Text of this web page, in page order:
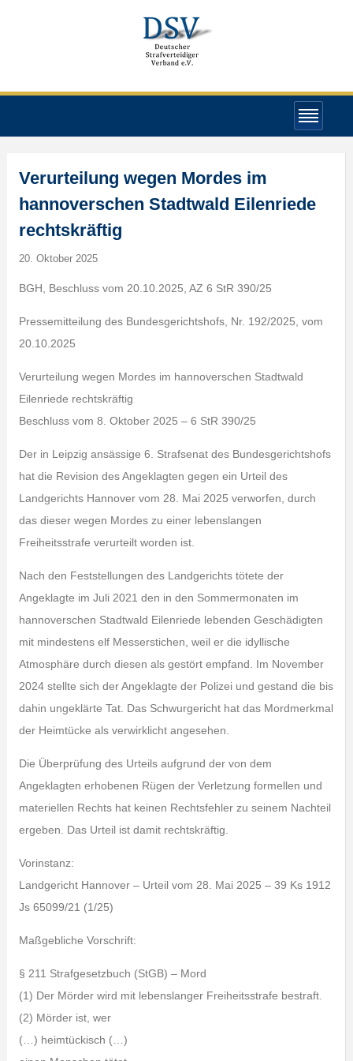
Verurteilung wegen Mordes im
hannoverschen Stadtwald Eilenriede
rechtskräftig
20. Oktober 2025
BGH, Beschluss vom 20.10.2025, AZ 6 StR 390/25
Pressemitteilung des Bundesgerichtshofs, Nr. 192/2025, vom
20.10.2025
Verurteilung wegen Mordes im hannoverschen Stadtwald
Eilenriede rechtskräftig
Beschluss vom 8. Oktober 2025 – 6 StR 390/25
Der in Leipzig ansässige 6. Strafsenat des Bundesgerichtshofs
hat die Revision des Angeklagten gegen ein Urteil des
Landgerichts Hannover vom 28. Mai 2025 verworfen, durch
das dieser wegen Mordes zu einer lebenslangen
Freiheitsstrafe verurteilt worden ist.
Nach den Feststellungen des Landgerichts tötete der
Angeklagte im Juli 2021 den in den Sommermonaten im
hannoverschen Stadtwald Eilenriede lebenden Geschädigten
mit mindestens elf Messerstichen, weil er die idyllische
Atmosphäre durch diesen als gestört empfand. Im November
2024 stellte sich der Angeklagte der Polizei und gestand die bis
dahin ungeklärte Tat. Das Schwurgericht hat das Mordmerkmal
der Heimtücke als verwirklicht angesehen.
Die Überprüfung des Urteils aufgrund der von dem
Angeklagten erhobenen Rügen der Verletzung formellen und
materiellen Rechts hat keinen Rechtsfehler zu seinem Nachteil
ergeben. Das Urteil ist damit rechtskräftig.
Vorinstanz:
Landgericht Hannover – Urteil vom 28. Mai 2025 – 39 Ks 1912
Js 65099/21 (1/25)
Maßgebliche Vorschrift:
§ 211 Strafgesetzbuch (StGB) – Mord
(1) Der Mörder wird mit lebenslanger Freiheitsstrafe bestraft.
(2) Mörder ist, wer
(…) heimtückisch (…)